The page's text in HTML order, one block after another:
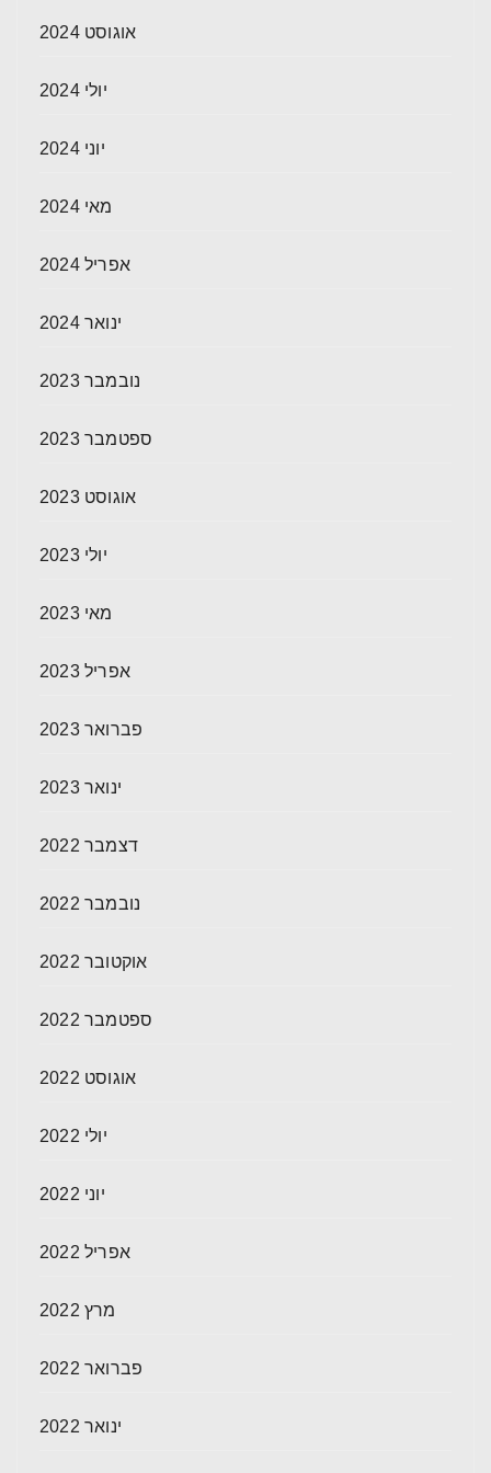
אוגוסט 2024
יולי 2024
יוני 2024
מאי 2024
אפריל 2024
ינואר 2024
נובמבר 2023
ספטמבר 2023
אוגוסט 2023
יולי 2023
מאי 2023
אפריל 2023
פברואר 2023
ינואר 2023
דצמבר 2022
נובמבר 2022
אוקטובר 2022
ספטמבר 2022
אוגוסט 2022
יולי 2022
יוני 2022
אפריל 2022
מרץ 2022
פברואר 2022
ינואר 2022